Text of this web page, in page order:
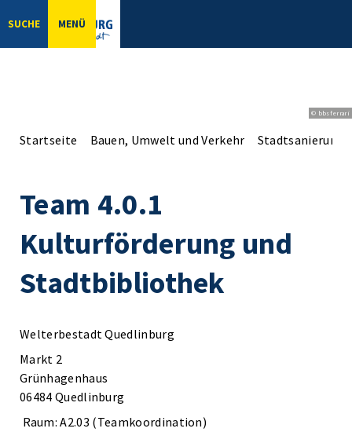
SUCHE MENÜ
© bbsferrari
Startseite Bauen, Umwelt und Verkehr Stadtsanierung
Team 4.0.1
Kulturförderung und
Stadtbibliothek
Welterbestadt Quedlinburg
Markt 2
Grünhagenhaus
06484 Quedlinburg
Raum: A2.03 (Teamkoordination)